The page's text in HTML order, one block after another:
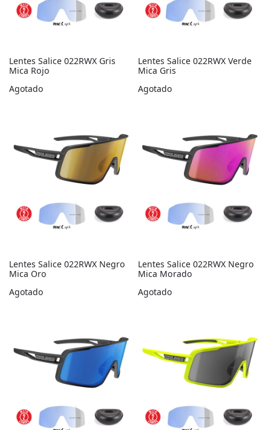
Lentes Salice 022RWX Gris
Mica Rojo
Agotado
Lentes Salice 022RWX Verde
Mica Gris
Agotado
Lentes Salice 022RWX Negro
Mica Oro
Agotado
Lentes Salice 022RWX Negro
Mica Morado
Agotado
Modelo 022
Modelo 026
Modelo 029